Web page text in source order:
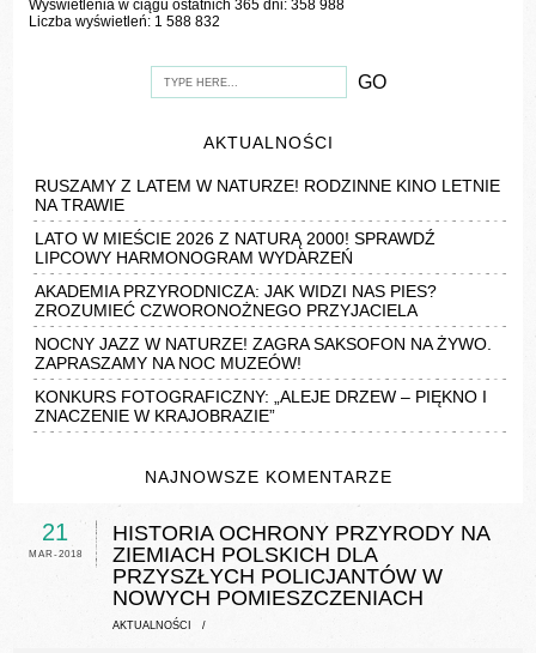
Wyświetlenia w ciągu ostatnich 365 dni:358 988
Liczba wyświetleń: 1 588 832
AKTUALNOŚCI
RUSZAMY Z LATEM W NATURZE! RODZINNE KINO LETNIE
NA TRAWIE
LATO W MIEŚCIE 2026 Z NATURĄ 2000! SPRAWDŹ
LIPCOWY HARMONOGRAM WYDARZEŃ
AKADEMIA PRZYRODNICZA: JAK WIDZI NAS PIES?
ZROZUMIEĆ CZWORONOŻNEGO PRZYJACIELA
NOCNY JAZZ W NATURZE! ZAGRA SAKSOFON NA ŻYWO.
ZAPRASZAMY NA NOC MUZEÓW!
KONKURS FOTOGRAFICZNY: „ALEJE DRZEW – PIĘKNO I
ZNACZENIE W KRAJOBRAZIE”
NAJNOWSZE KOMENTARZE
21
MAR-2018
HISTORIA OCHRONY PRZYRODY NA
ZIEMIACH POLSKICH DLA
PRZYSZŁYCH POLICJANTÓW W
NOWYCH POMIESZCZENIACH
AKTUALNOŚCI /